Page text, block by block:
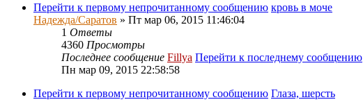
Перейти к первому непрочитанному сообщению кровь в моче
Надежда/Саратов » Пт мар 06, 2015 11:46:04
1 Ответы
4360 Просмотры
Последнее сообщение Fillya Перейти к последнему сообщению
Пн мар 09, 2015 22:58:58
Перейти к первому непрочитанному сообщению Глаза, шерсть